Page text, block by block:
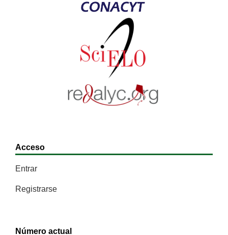
Acceso
Entrar
Registrarse
Número actual